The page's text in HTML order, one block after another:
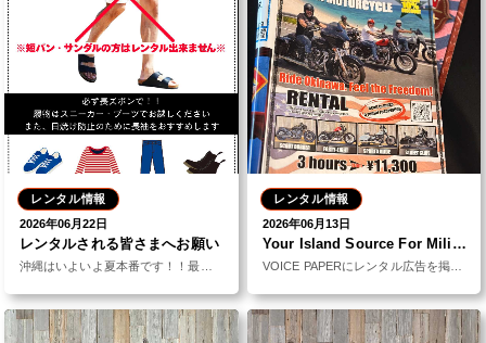
レンタル情報
2026年06月22日
レンタルされる皆さまへお願い
レンタル情報
2026年06月13日
Your Island Source For Military Life